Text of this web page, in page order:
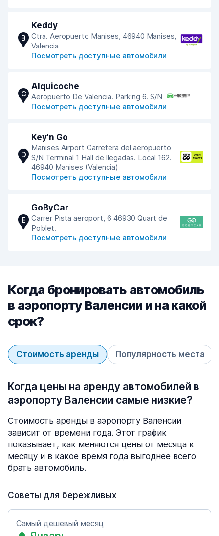
B
Keddy
Ctra. Aeropuerto Manises, 46940 Manises,
Valencia
Посмотреть доступные автомобили
C
Alquicoche
Aeropuerto De Valencia. Parking 6. S/N
Посмотреть доступные автомобили
D
Key'n Go
Manises Airport Carretera del aeropuerto
S/N Terminal 1 Hall de llegadas. Local 162.
46940 Manises (Valencia)
Посмотреть доступные автомобили
E
GoByCar
Carrer Pista aeroport, 6 46930 Quart de
Poblet.
Посмотреть доступные автомобили
Когда бронировать автомобиль
в аэропорту Валенсии и на какой
срок?
Стоимость аренды Популярность места
Когда цены на аренду автомобилей в
аэропорту Валенсии самые низкие?
Стоимость аренды в аэропорту Валенсии
зависит от времени года. Этот график
показывает, как меняются цены от месяца к
месяцу и в какое время года выгоднее всего
брать автомобиль.
Советы для бережливых
Самый дешевый месяц